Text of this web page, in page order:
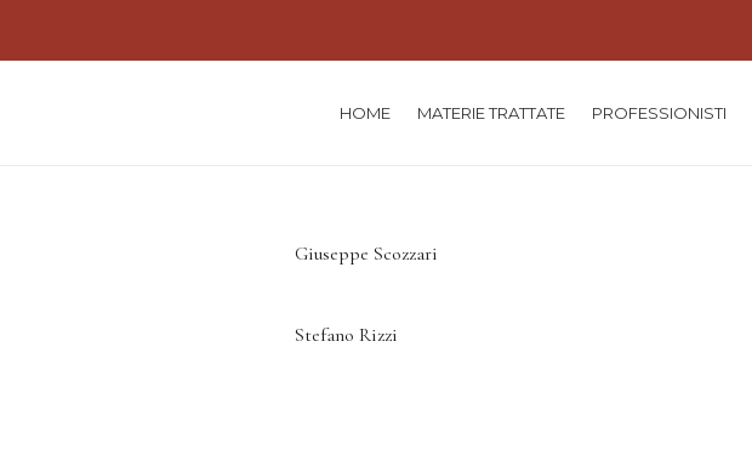
HOME MATERIE TRATTATE PROFESSIONISTI
Giuseppe Scozzari
Stefano Rizzi